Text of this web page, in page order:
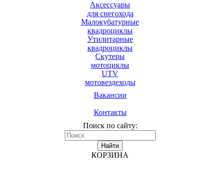
Аксессуары
для снегохода
Малокубатурные
квадроциклы
Утилитарные
квадроциклы
Скутеры
мотоциклы
UTV
мотовездеходы
Вакансии
Контакты
Поиск по сайту:
Найти
КОРЗИНА